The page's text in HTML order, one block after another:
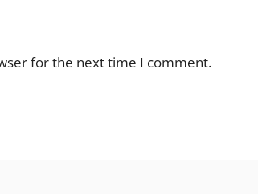
for the next time I comment.